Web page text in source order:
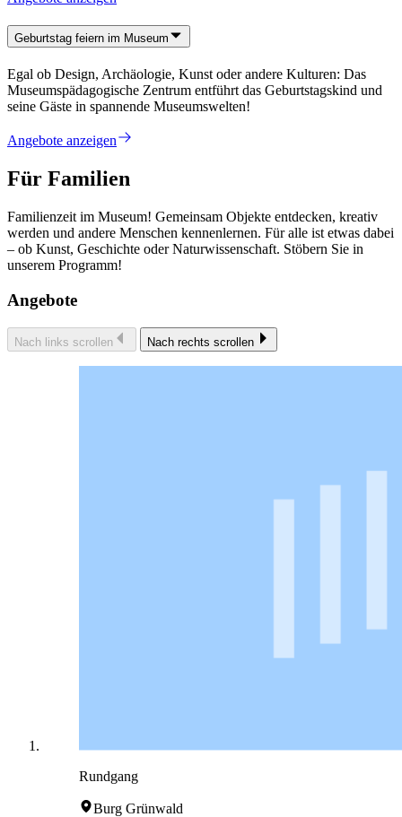
Geburtstag feiern im Museum
Egal ob Design, Archäologie, Kunst oder andere Kulturen: Das
Museumspädagogische Zentrum entführt das Geburtstagskind und
seine Gäste in spannende Museumswelten!
Angebote anzeigen
Für Familien
Familienzeit im Museum! Gemeinsam Objekte entdecken, kreativ
werden und andere Menschen kennenlernen. Für alle ist etwas dabei
– ob Kunst, Geschichte oder Naturwissenschaft. Stöbern Sie in
unserem Programm!
Angebote
Nach links scrollen Nach rechts scrollen
Rundgang
Burg Grünwald